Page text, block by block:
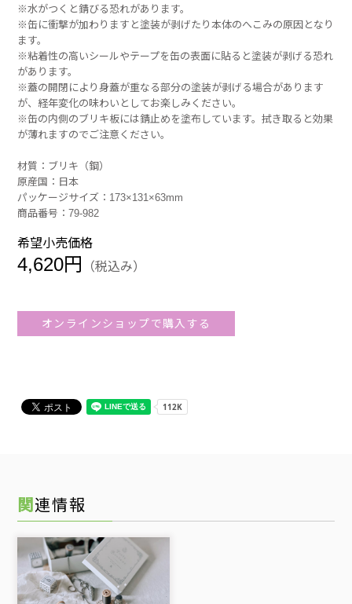
※水がつくと錆びる恐れがあります。
※缶に衝撃が加わりますと塗装が剥げたり本体のへこみの原因となり
ます。
※粘着性の高いシールやテープを缶の表面に貼ると塗装が剥げる恐れ
があります。
※蓋の開閉により身蓋が重なる部分の塗装が剥げる場合があります
が、経年変化の味わいとしてお楽しみください。
※缶の内側のブリキ板には錆止めを塗布しています。拭き取ると効果
が薄れますのでご注意ください。
材質：ブリキ（鋼）
原産国：日本
パッケージサイズ：173×131×63mm
商品番号：79-982
希望小売価格
4,620円 （税込み）
オンラインショップで購入する
関連情報